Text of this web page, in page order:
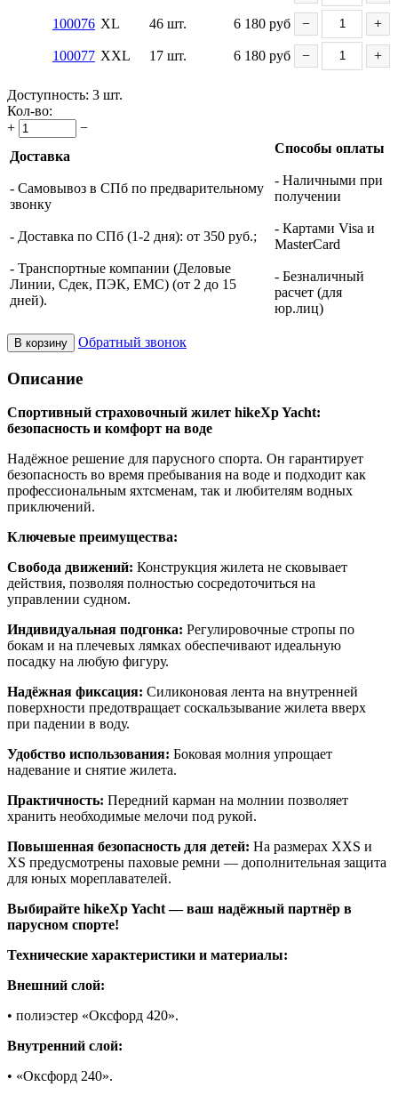
100076 XL 46 шт. 6 180 руб − +
100077 XXL 17 шт. 6 180 руб − +
Доступность: 3 шт.
Кол-во:
+
−
Доставка
- Самовывоз в СПб по предварительному
звонку
- Доставка по СПб (1-2 дня): от 350 руб.;
- Транспортные компании (Деловые
Линии, Сдек, ПЭК, ЕМС) (от 2 до 15
дней).
Способы оплаты
- Наличными при
получении
- Картами Visa и
MasterCard
- Безналичный
расчет (для
юр.лиц)
В корзину Обратный звонок
Описание
Спортивный страховочный жилет hikeXp Yacht:
безопасность и комфорт на воде
Надёжное решение для парусного спорта. Он гарантирует
безопасность во время пребывания на воде и подходит как
профессиональным яхтсменам, так и любителям водных
приключений.
Ключевые преимущества:
Свобода движений: Конструкция жилета не сковывает
действия, позволяя полностью сосредоточиться на
управлении судном.
Индивидуальная подгонка: Регулировочные стропы по
бокам и на плечевых лямках обеспечивают идеальную
посадку на любую фигуру.
Надёжная фиксация: Силиконовая лента на внутренней
поверхности предотвращает соскальзывание жилета вверх
при падении в воду.
Удобство использования: Боковая молния упрощает
надевание и снятие жилета.
Практичность: Передний карман на молнии позволяет
хранить необходимые мелочи под рукой.
Повышенная безопасность для детей: На размерах XXS и
XS предусмотрены паховые ремни — дополнительная защита
для юных мореплавателей.
Выбирайте hikeXp Yacht — ваш надёжный партнёр в
парусном спорте!
Технические характеристики и материалы:
Внешний слой:
• полиэстер «Оксфорд 420».
Внутренний слой:
• «Оксфорд 240».